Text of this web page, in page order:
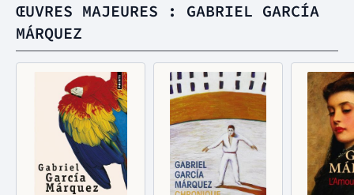
ŒUVRES MAJEURES : GABRIEL GARCÍA
MÁRQUEZ